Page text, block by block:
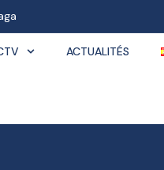
ACTUALITÉS